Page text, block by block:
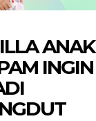
ANAK
INGIN